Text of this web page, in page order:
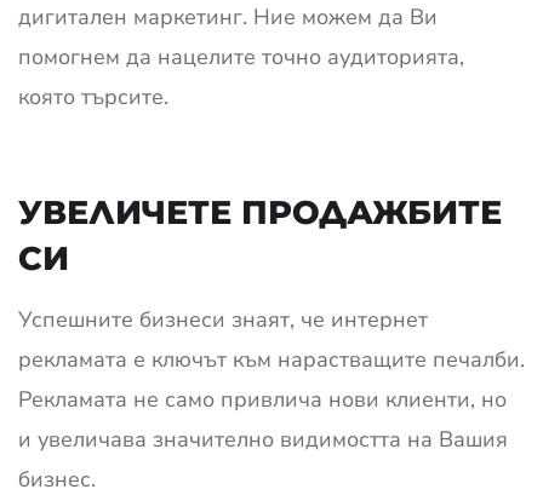
дигитален маркетинг. Ние можем да Ви
помогнем да нацелите точно аудиторията,
която търсите.
УВЕЛИЧЕТЕ ПРОДАЖБИТЕ
СИ
Успешните бизнеси знаят, че интернет
рекламата е ключът към нарастващите печалби.
Рекламата не само привлича нови клиенти, но
и увеличава значително видимостта на Вашия
бизнес.